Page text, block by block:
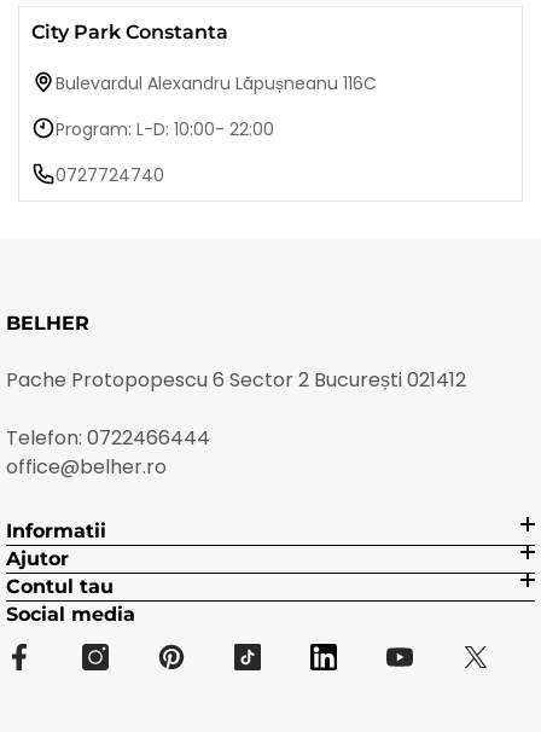
City Park Constanta
Bulevardul Alexandru Lăpușneanu 116C
Program: L-D: 10:00- 22:00
0727724740
BELHER
Pache Protopopescu 6 Sector 2 București 021412
Telefon: 0722466444
office@belher.ro
Informatii
Ajutor
Contul tau
Social media